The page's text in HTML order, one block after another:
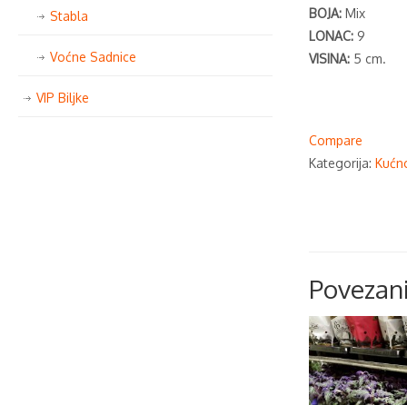
BOJA: Mix
LONAC: 9
VISINA: 5 cm.
Compare
Kategorija:
Stabla
Voćne Sadnice
VIP Biljke